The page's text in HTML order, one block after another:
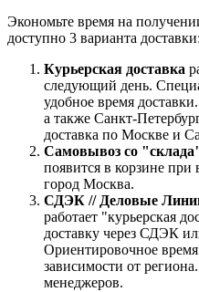
Экономьте время на
доступно 3 варианта доставки:
Курьерская доставка
следующий день.
удобное время
а также Санкт-
доставка по Москве и
Самовывоз со
появится в корзине при
город Москва.
СДЭК // Деловые
работает "курьерская
доставку через СДЭК
Ориентировочное
зависимости от
менеджеров.